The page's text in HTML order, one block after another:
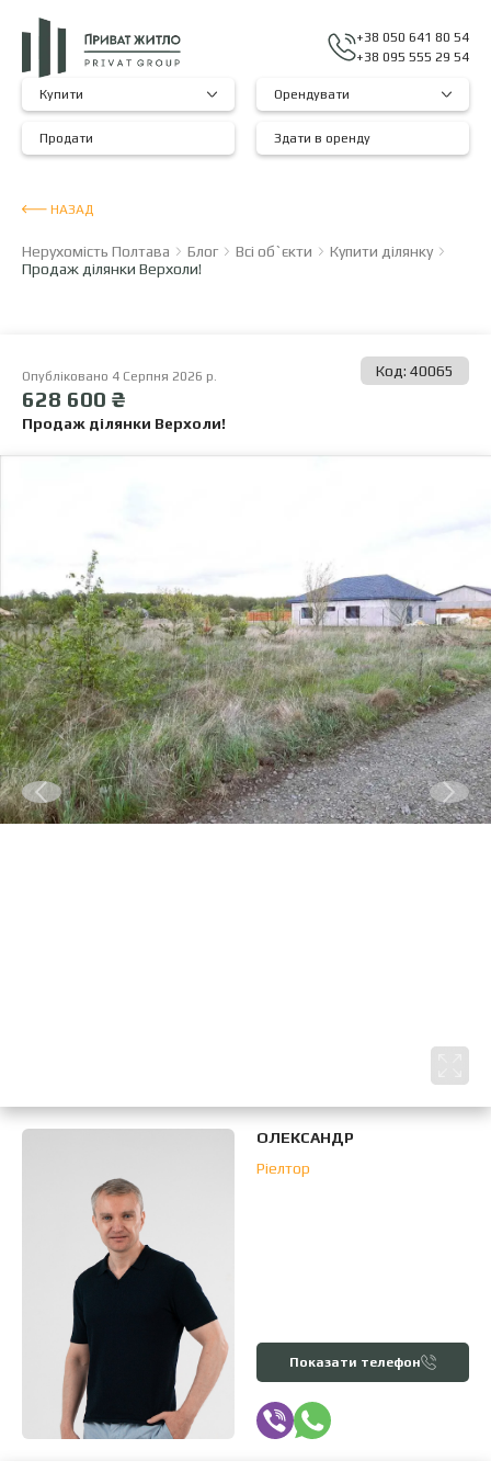
+38 050 641 80 54
+38 095 555 29 54
Купити Орендувати
Продати Здати в оренду
НАЗАД
Нерухомість Полтава Блог Всі об`єкти
Купити ділянку
Продаж ділянки Верхоли!
Опубліковано 4 Серпня 2026 р. Код: 40065
628 600 ₴
Продаж ділянки Верхоли!
ОЛЕКСАНДР
Ріелтор
Показати телефон